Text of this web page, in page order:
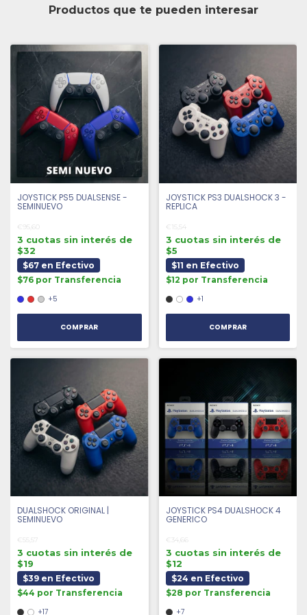
Productos que te pueden interesar
JOYSTICK PS5 DUALSENSE -
SEMINUEVO
€95,60
3 cuotas sin interés de
$32
$67 en Efectivo
$76 por Transferencia
+5
COMPRAR
JOYSTICK PS3 DUALSHOCK 3 -
REPLICA
€15,54
3 cuotas sin interés de
$5
$11 en Efectivo
$12 por Transferencia
+1
COMPRAR
DUALSHOCK ORIGINAL |
SEMINUEVO
€55,57
3 cuotas sin interés de
$19
$39 en Efectivo
$44 por Transferencia
+17
JOYSTICK PS4 DUALSHOCK 4
GENERICO
€34,66
3 cuotas sin interés de
$12
$24 en Efectivo
$28 por Transferencia
+7